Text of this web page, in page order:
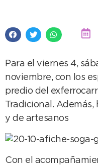
Para el viernes 4,
noviembre, con los
predio del
Tradicional.
y de artesanos
Con el